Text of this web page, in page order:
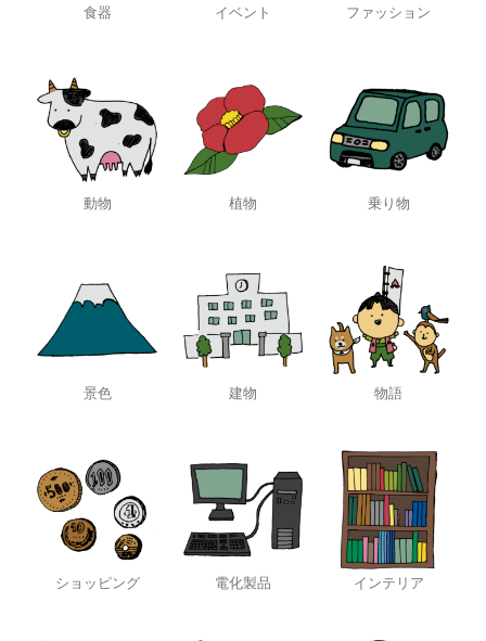
食器 イベント ファッション
動物 植物 乗り物
景色 建物 物語
ショッピング 電化製品 インテリア